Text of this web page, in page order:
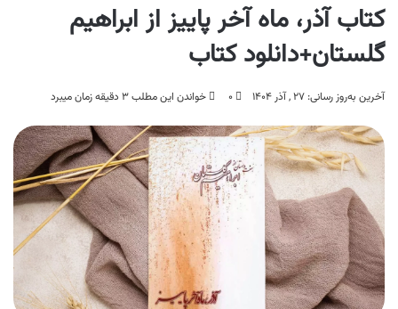
کتاب آذر، ماه آخر پاییز از ابراهیم
گلستان+دانلود کتاب
آخرین به‌روز رسانی: ۲۷ , آذر ۱۴۰۴ ۰ خواندن این مطلب ۳ دقیقه زمان میبرد